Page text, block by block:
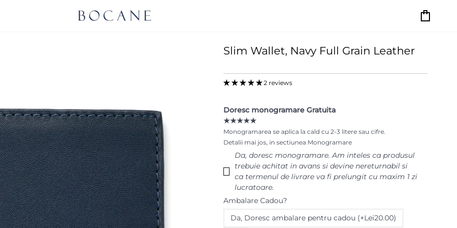
Slim Wallet, Navy Full Grain Leather
2 reviews
Doresc monogramare Gratuita
★★★★★
Monogramarea se aplica la cald cu 2-3 litere sau cifre.
Detalii mai jos, in sectiunea Monogramare
Da‚ doresc monogramare. Am inteles ca produsul
trebuie achitat in avans si devine nereturnabil si
ca termenul de livrare va fi prelungit cu maxim 1 zi
lucratoare.
Ambalare Cadou?
Da‚ Doresc ambalare pentru cadou (+Lei20.00)